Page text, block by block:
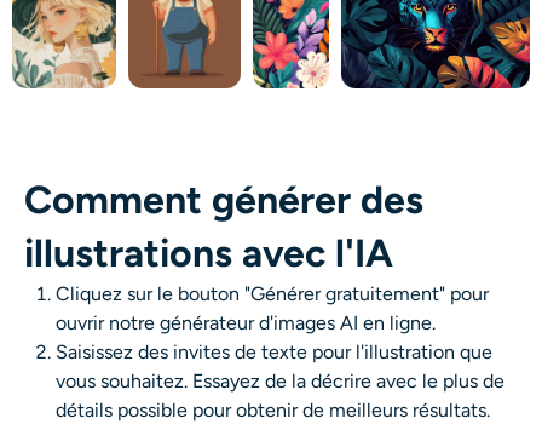
Comment générer des
illustrations avec l'IA
Cliquez sur le bouton "Générer gratuitement" pour
ouvrir notre générateur d'images AI en ligne.
Saisissez des invites de texte pour l'illustration que
vous souhaitez. Essayez de la décrire avec le plus de
détails possible pour obtenir de meilleurs résultats.